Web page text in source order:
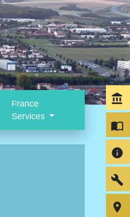
France
Services
account_balance
import_contacts
info
build
room